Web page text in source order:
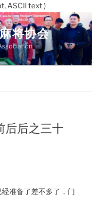
ASCII text )
将协会
后后之三十
准备了差不多了，门